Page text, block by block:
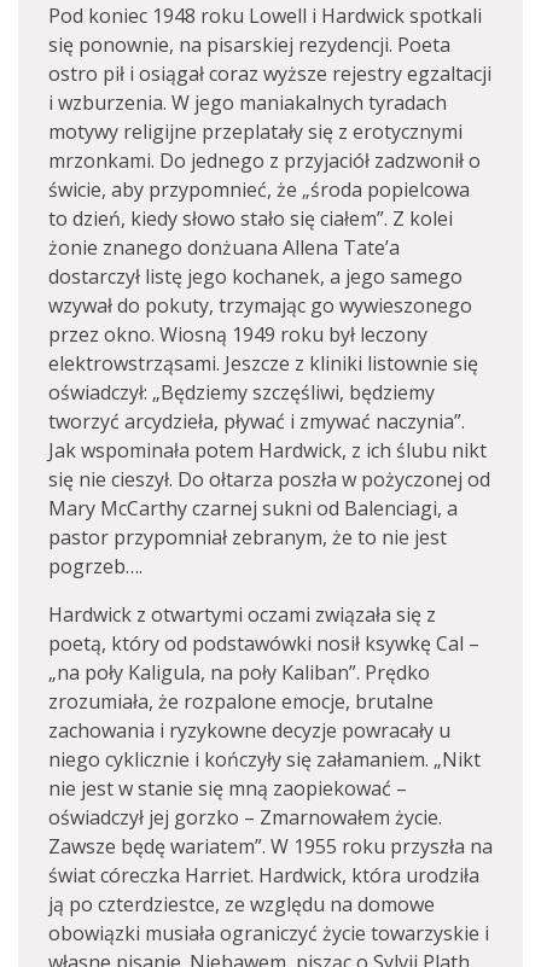
Pod koniec 1948 roku Lowell i Hardwick spotkali
się ponownie, na pisarskiej rezydencji. Poeta
ostro pił i osiągał coraz wyższe rejestry egzaltacji
i wzburzenia. W jego maniakalnych tyradach
motywy religijne przeplatały się z erotycznymi
mrzonkami. Do jednego z przyjaciół zadzwonił o
świcie, aby przypomnieć, że „środa popielcowa
to dzień, kiedy słowo stało się ciałem”. Z kolei
żonie znanego donżuana Allena Tate’a
dostarczył listę jego kochanek, a jego samego
wzywał do pokuty, trzymając go wywieszonego
przez okno. Wiosną 1949 roku był leczony
elektrowstrząsami. Jeszcze z kliniki listownie się
oświadczył: „Będziemy szczęśliwi, będziemy
tworzyć arcydzieła, pływać i zmywać naczynia”.
Jak wspominała potem Hardwick, z ich ślubu nikt
się nie cieszył. Do ołtarza poszła w pożyczonej od
Mary McCarthy czarnej sukni od Balenciagi, a
pastor przypomniał zebranym, że to nie jest
pogrzeb….
Hardwick z otwartymi oczami związała się z
poetą, który od podstawówki nosił ksywkę Cal –
„na poły Kaligula, na poły Kaliban”. Prędko
zrozumiała, że rozpalone emocje, brutalne
zachowania i ryzykowne decyzje powracały u
niego cyklicznie i kończyły się załamaniem. „Nikt
nie jest w stanie się mną zaopiekować –
oświadczył jej gorzko – Zmarnowałem życie.
Zawsze będę wariatem”. W 1955 roku przyszła na
świat córeczka Harriet. Hardwick, która urodziła
ją po czterdziestce, ze względu na domowe
obowiązki musiała ograniczyć życie towarzyskie i